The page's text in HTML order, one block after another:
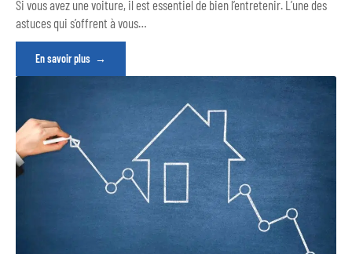
Si vous avez une voiture, il est essentiel de bien l’entretenir. L’une des
astuces qui s’offrent à vous…
En savoir plus